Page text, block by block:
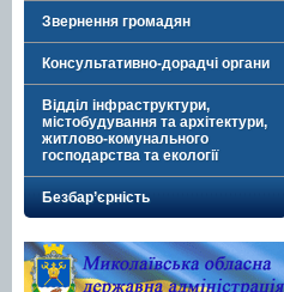
Звернення громадян
Консультативно-дорадчі органи
Відділ інфраструктури,
містобудування та архітектури,
житлово-комунального
господарства та екології
Безбар’єрність